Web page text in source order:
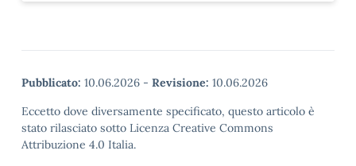
Pubblicato: 10.06.2026 - Revisione: 10.06.2026
Eccetto dove diversamente specificato, questo articolo è
stato rilasciato sotto Licenza Creative Commons
Attribuzione 4.0 Italia.